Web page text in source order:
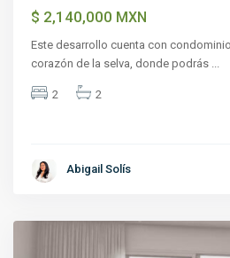
$ 2,140,000 MXN
Este desarrollo cuenta con
corazón de la selva, donde podrás ...
2 2
Abigail Solís